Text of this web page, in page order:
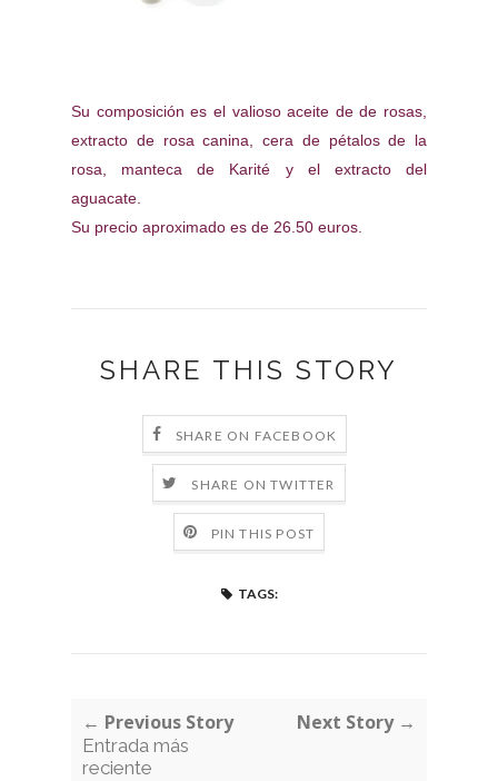
Su composición es el valioso aceite de de rosas,
extracto de rosa canina, cera de pétalos de la
rosa, manteca de Karité y el extracto del
aguacate.
Su precio aproximado es de 26.50 euros.
SHARE THIS STORY
SHARE ON FACEBOOK
SHARE ON TWITTER
PIN THIS POST
TAGS:
← Previous Story
Entrada más
reciente
Next Story →